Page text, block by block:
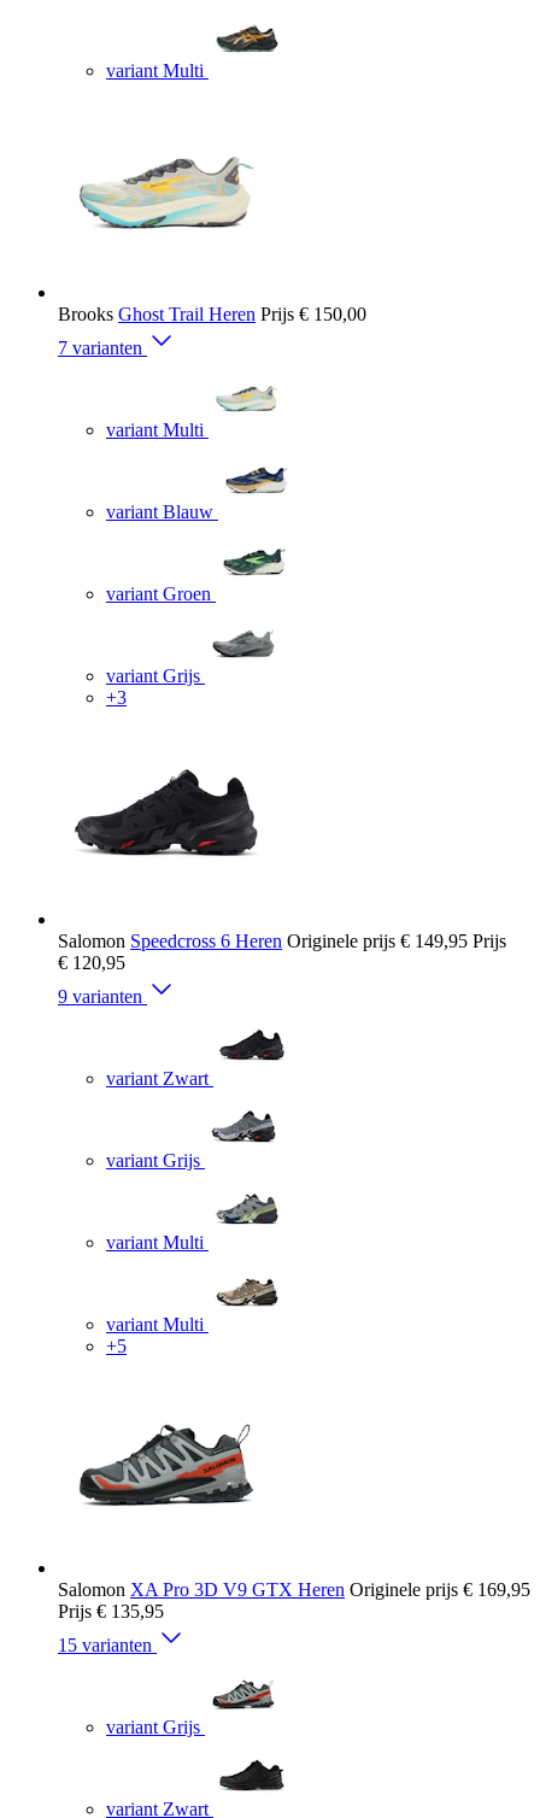
variant Multi
Brooks Ghost Trail Heren Prijs € 150,00
7 varianten
variant Multi
variant Blauw
variant Groen
variant Grijs
+3
Salomon Speedcross 6 Heren Originele prijs € 149,95 Prijs
€ 120,95
9 varianten
variant Zwart
variant Grijs
variant Multi
variant Multi
+5
Salomon XA Pro 3D V9 GTX Heren Originele prijs € 169,95
Prijs € 135,95
15 varianten
variant Grijs
variant Zwart